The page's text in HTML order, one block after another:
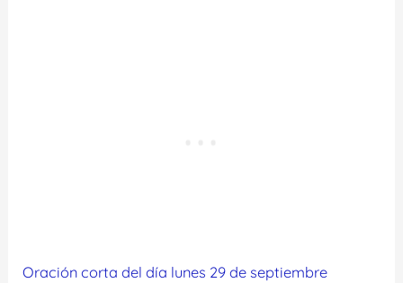
Oración corta del día lunes 29 de septiembre